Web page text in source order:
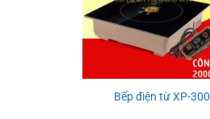
Bếp điện từ XP-300